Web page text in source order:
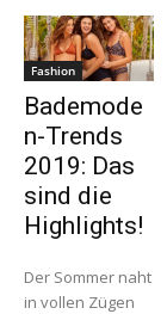
Fashion
Bademode
n-Trends
2019: Das
sind die
Highlights!
Der Sommer naht
in vollen Zügen